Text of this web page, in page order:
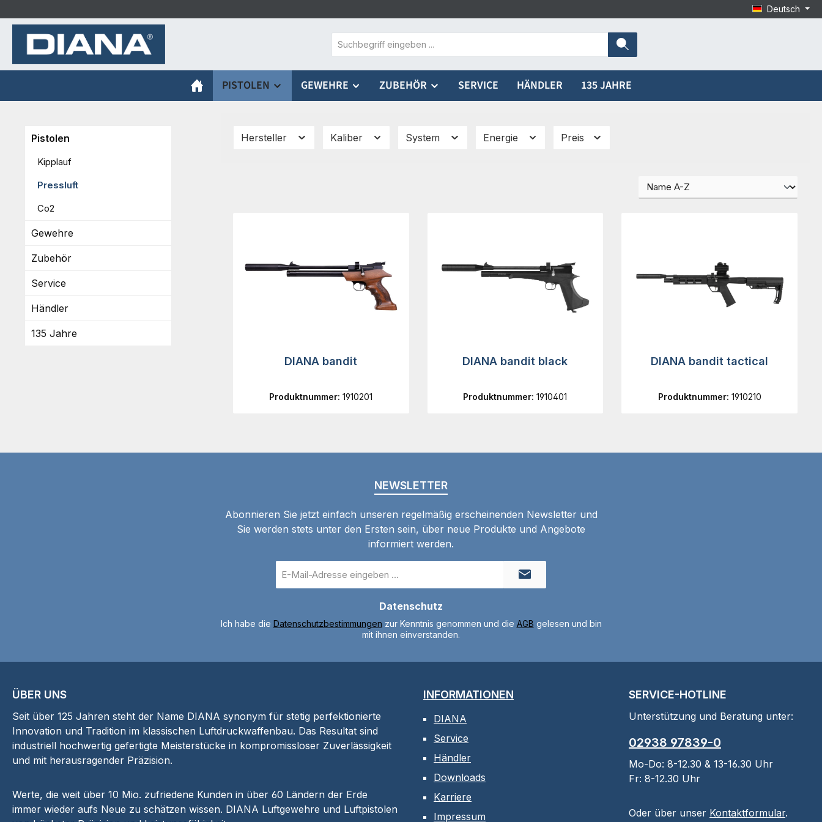
Deutsch
PISTOLEN GEWEHRE ZUBEHÖR SERVICE HÄNDLER 135 JAHRE
Pistolen
Kipplauf
Pressluft
Co2
Gewehre
Zubehör
Service
Händler
135 Jahre
Hersteller Kaliber System Energie Preis
DIANA bandit
Produktnummer:1910201
DIANA bandit black
Produktnummer:1910401
DIANA bandit tactical
Produktnummer: 1910210
NEWSLETTER
Abonnieren Sie jetzt einfach unseren regelmäßig erscheinenden Newsletter und
Sie werden stets unter den Ersten sein, über neue Produkte und Angebote
informiert werden.
Mail-
Datenschutz
Ich habe die Datenschutzbestimmungen zur Kenntnis genommen und die AGB gelesen und bin
mit ihnen einverstanden.
ÜBER UNS
Seit über 125 Jahren steht der Name DIANA synonym für stetig perfektionierte
Innovation und Tradition im klassischen Luftdruckwaffenbau. Das Resultat sind
industriell hochwertig gefertigte Meisterstücke in kompromissloser Zuverlässigkeit
und mit herausragender Präzision.
Werte, die weit über 10 Mio. zufriedene Kunden in über 60 Ländern der Erde
immer wieder aufs Neue zu schätzen wissen. DIANA Luftgewehre und Luftpistolen
INFORMATIONEN
DIANA
Service
Händler
Downloads
Karriere
Impressum
SERVICE-HOTLINE
Unterstützung und Beratung unter:
02938 97839-0
Mo-Do: 8-12.30 & 13-16.30 Uhr
Fr: 8-12.30 Uhr
Oder über unser Kontaktformular.